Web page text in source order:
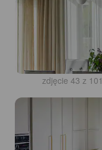
zdjęcie 43 z 101